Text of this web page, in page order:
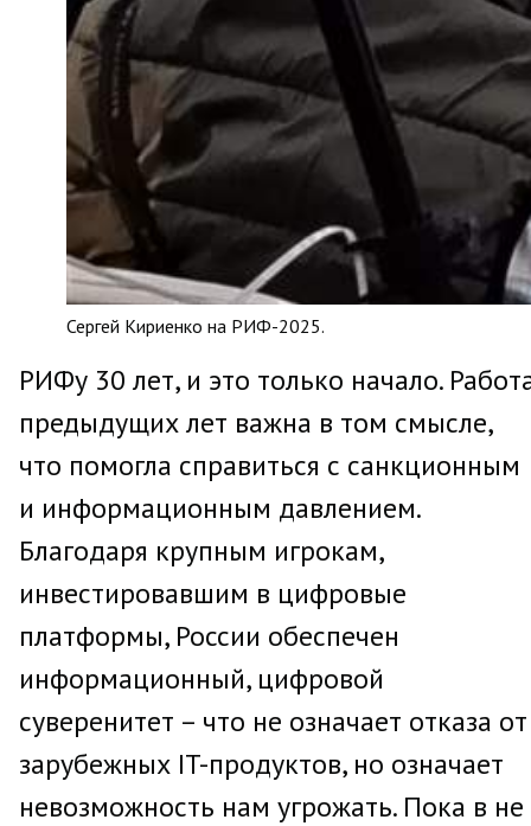
Сергей Кириенко на РИФ-2025.
РИФу 30 лет, и это только начало.
предыдущих лет важна в том смысле,
что помогла справиться с санкционным
и информационным давлением.
Благодаря крупным игрокам,
инвестировавшим в цифровые
платформы, России обеспечен
информационный, цифровой
суверенитет – что не означает отказа от
зарубежных IT-продуктов, но означает
невозможность нам угрожать. Пока в не